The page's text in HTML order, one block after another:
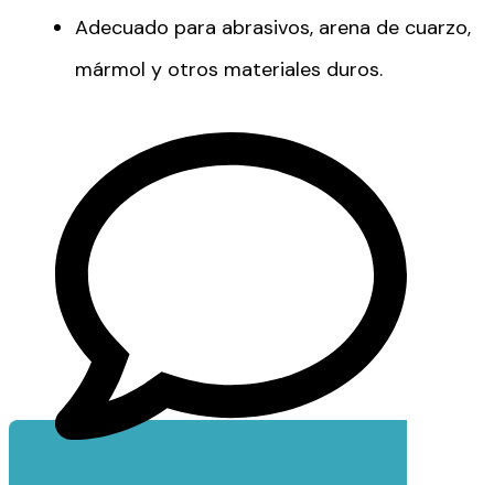
Adecuado para abrasivos, arena de cuarzo,
mármol y otros materiales duros.